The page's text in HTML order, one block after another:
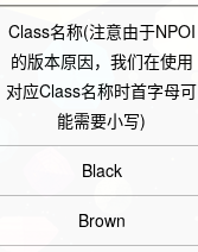
Class名称(注意由于NPOI
的版本原因，我们在使用
对应Class名称时首字母可
能需要小写)
Black
Brown